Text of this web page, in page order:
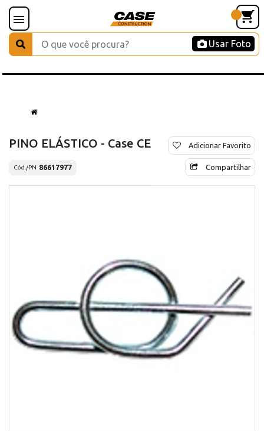
Usar Foto
PINO ELÁSTICO - Case CE
Cód./PN 86617977
Adicionar Favorito
Compartilhar